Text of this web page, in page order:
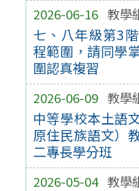
2026-06-16 教學
七、八年級第3
程範圍，請同學
圍認真複習
2026-06-09 教學
中等學校本土語
原住民族語文）
二專長學分班
2026-05-04 教學